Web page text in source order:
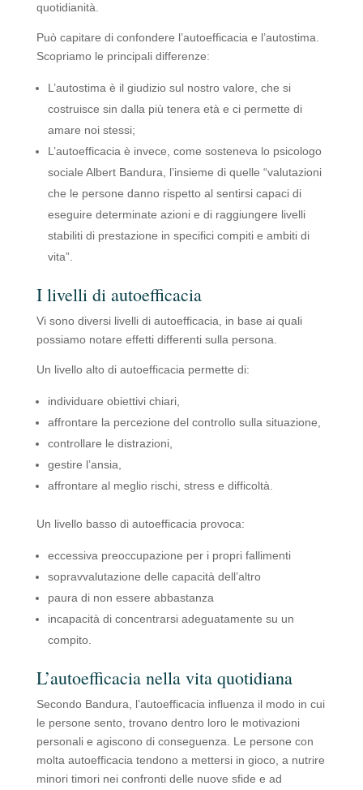
quotidianità.
Può capitare di confondere l’autoefficacia e l’autostima.
Scopriamo le principali differenze:
L’autostima è il giudizio sul nostro valore, che si
costruisce sin dalla più tenera età e ci permette di
amare noi stessi;
L’autoefficacia è invece, come sosteneva lo psicologo
sociale Albert Bandura, l’insieme di quelle “valutazioni
che le persone danno rispetto al sentirsi capaci di
eseguire determinate azioni e di raggiungere livelli
stabiliti di prestazione in specifici compiti e ambiti di
vita”.
I livelli di autoefficacia
Vi sono diversi livelli di autoefficacia, in base ai quali
possiamo notare effetti differenti sulla persona.
Un livello alto di autoefficacia permette di:
individuare obiettivi chiari,
affrontare la percezione del controllo sulla situazione,
controllare le distrazioni,
gestire l’ansia,
affrontare al meglio rischi, stress e difficoltà.
‍Un livello basso di autoefficacia provoca:
eccessiva preoccupazione per i propri fallimenti
sopravvalutazione delle capacità dell’altro
paura di non essere abbastanza
incapacità di concentrarsi adeguatamente su un
compito.
L’autoefficacia nella vita quotidiana
Secondo Bandura, l’autoefficacia influenza il modo in cui
le persone sento, trovano dentro loro le motivazioni
personali e agiscono di conseguenza. Le persone con
molta autoefficacia tendono a mettersi in gioco, a nutrire
minori timori nei confronti delle nuove sfide e ad